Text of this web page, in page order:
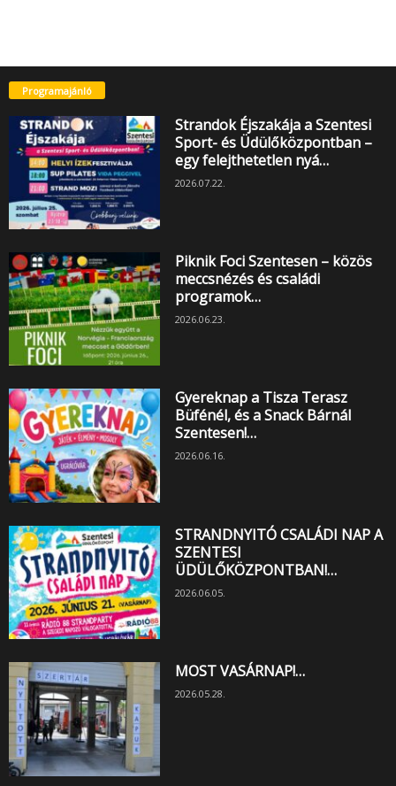
Programajánló
Strandok Éjszakája a Szentesi
Sport- és Üdülőközpontban –
egy felejthetetlen nyá…
2026.07.22.
Piknik Foci Szentesen – közös
meccsnézés és családi
programok…
2026.06.23.
Gyereknap a Tisza Terasz
Büfénél, és a Snack Bárnál
Szentesen!…
2026.06.16.
STRANDNYITÓ CSALÁDI NAP A
SZENTESI
ÜDÜLŐKÖZPONTBAN!…
2026.06.05.
MOST VASÁRNAP!…
2026.05.28.